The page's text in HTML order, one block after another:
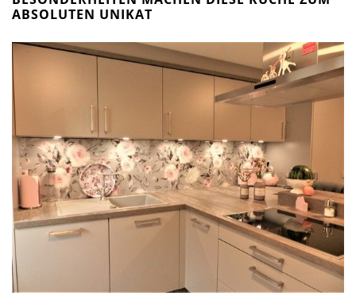
ABSOLUTEN UNIKAT